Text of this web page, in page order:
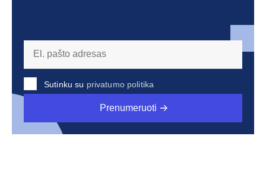
Sutinku su privatumo politika
Prenumeruoti